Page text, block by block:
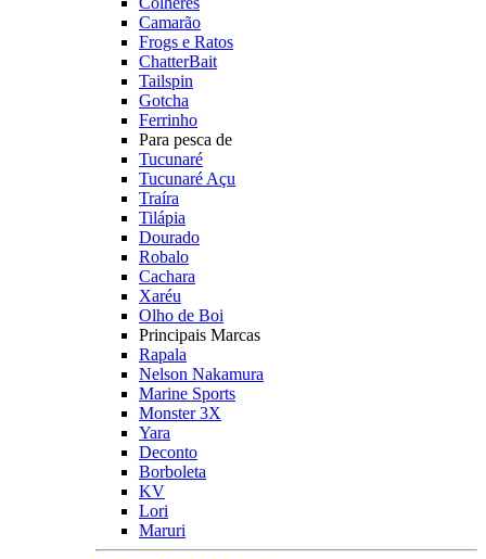
Camarão
Frogs e Ratos
ChatterBait
Tailspin
Gotcha
Ferrinho
Para pesca de
Tucunaré
Tucunaré Açu
Traíra
Tilápia
Dourado
Robalo
Cachara
Xaréu
Olho de Boi
Principais Marcas
Rapala
Nelson Nakamura
Marine Sports
Monster 3X
Yara
Deconto
Borboleta
KV
Lori
Maruri